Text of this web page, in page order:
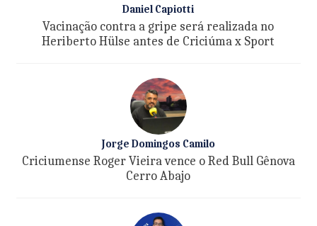
Daniel Capiotti
Vacinação contra a gripe será realizada no
Heriberto Hülse antes de Criciúma x Sport
Jorge Domingos Camilo
Criciumense Roger Vieira vence o Red Bull Gênova
Cerro Abajo